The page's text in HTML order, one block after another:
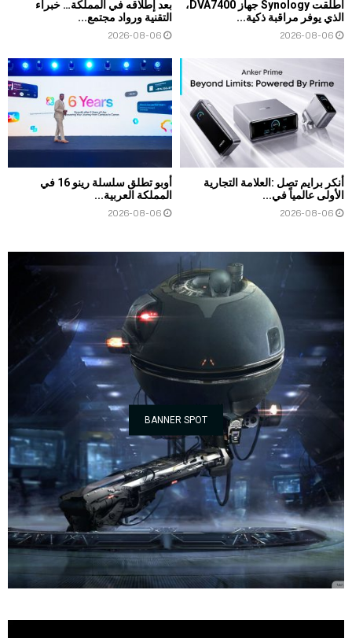
أطلقت Synology جهاز DVA7400،
الذي يوفر مراقبة ذكية...
2026-08-06
بعد إطلاقه في المملكة… خبراء
التقنية ورواد مجتمع...
2026-08-06
أنكر برايم تصل :العلامة التجارية
الأولى عالمياً في...
2026-08-06
أوبو تطلق سلسلة رينو 16 في
المملكة العربية...
2026-08-06
BANNER SPOT